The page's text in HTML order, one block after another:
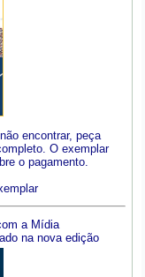
encontrar, peça
O exemplar
o pagamento.
a Mídia
na nova edição